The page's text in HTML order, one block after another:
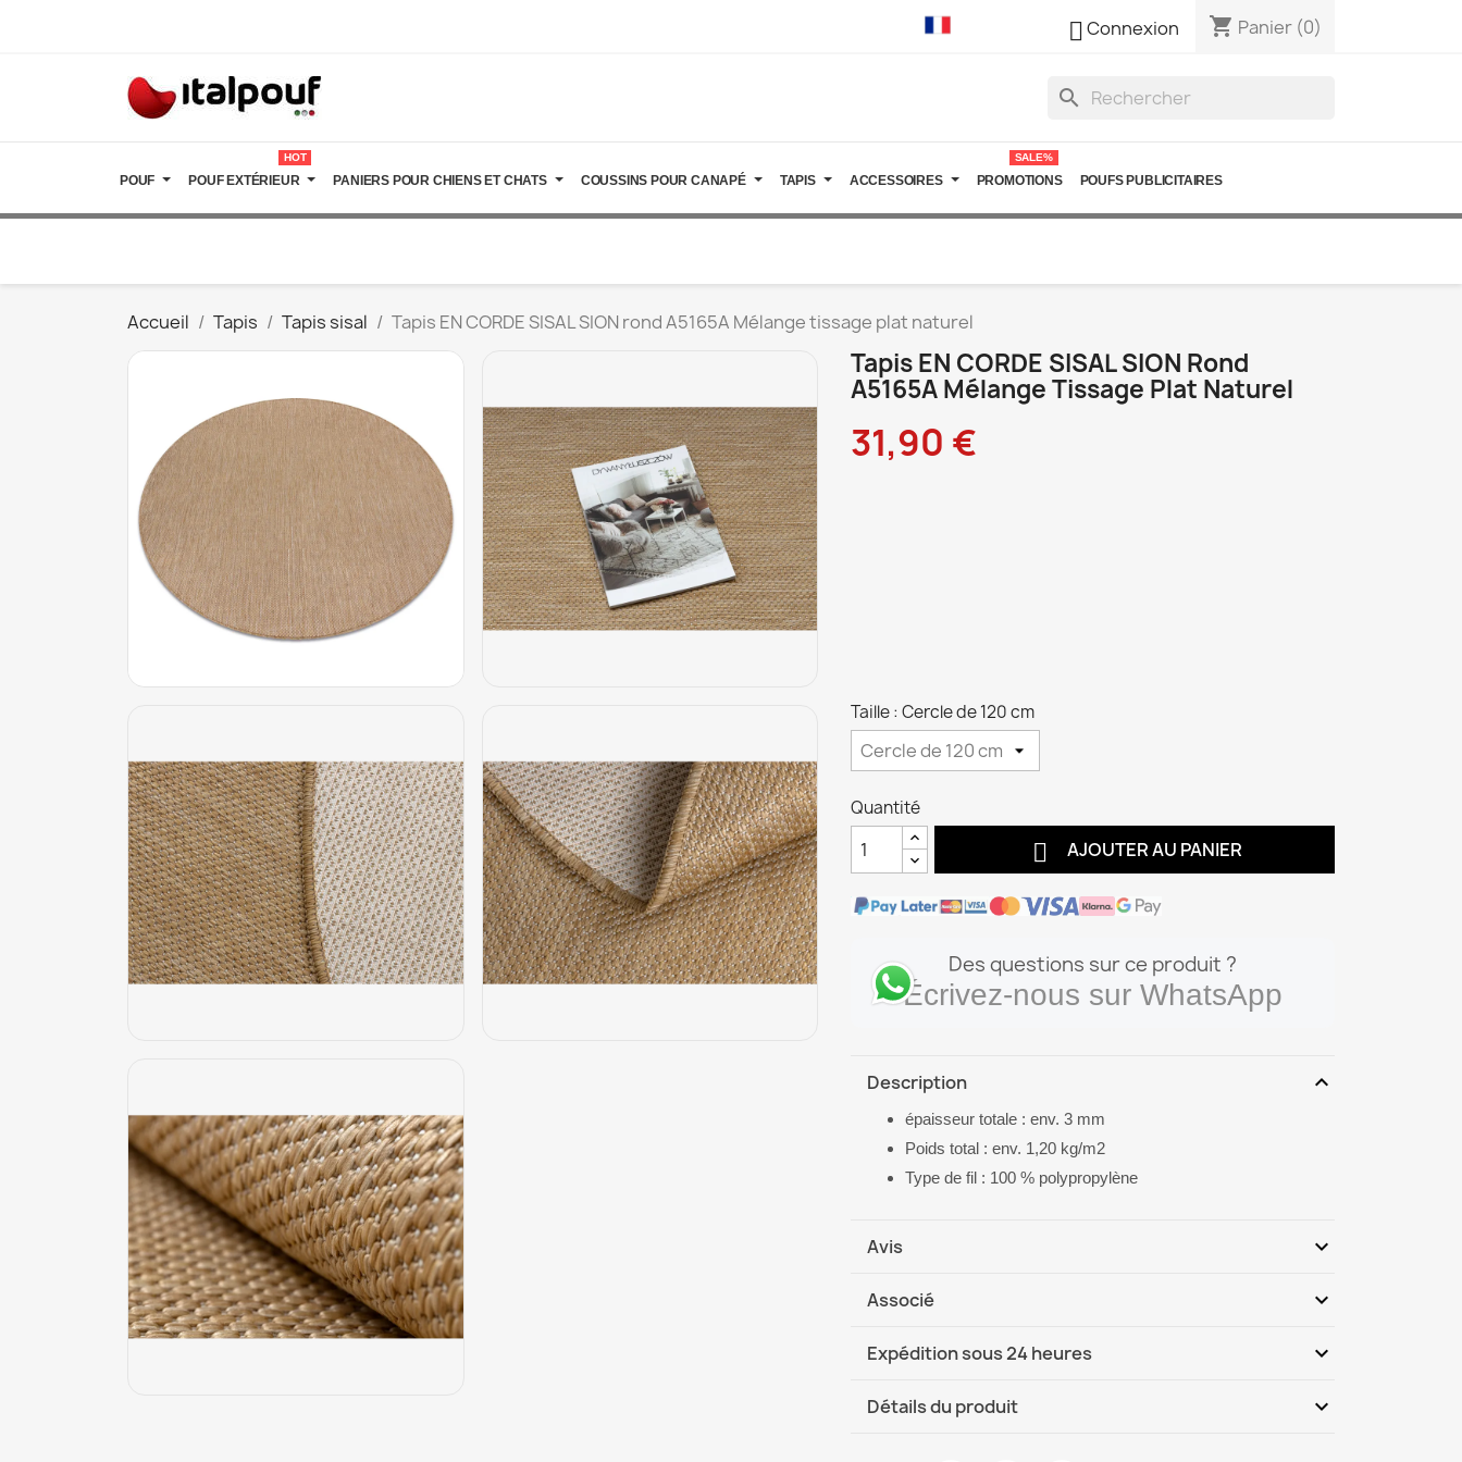
Connexion shopping_cart Panier (0)
search
POUF POUF EXTÉRIEUR
HOT
PANIERS POUR CHIENS ET CHATS COUSSINS POUR CANAPÉ TAPIS ACCESSOIRES PROMOTIONS
SALE%
POUFS PUBLICITAIRES
Accueil Tapis Tapis sisal Tapis EN CORDE SISAL SION rond A5165A Mélange tissage plat naturel
Tapis EN CORDE SISAL SION Rond
A5165A Mélange Tissage Plat Naturel
31,90 €
Taille : Cercle de 120 cm
Quantité
 AJOUTER AU PANIER
Des questions sur ce produit ?
Écrivez-nous sur WhatsApp
Description expand_more
épaisseur totale : env. 3 mm
Poids total : env. 1,20 kg/m2
Type de fil : 100 % polypropylène
Avis expand_more
Associé expand_more
Expédition sous 24 heures expand_more
Détails du produit expand_more